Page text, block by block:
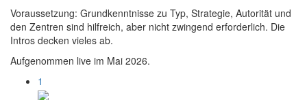
Voraussetzung: Grundkenntnisse zu Typ, Strategie, Autorität und
den Zentren sind hilfreich, aber nicht zwingend erforderlich. Die
Intros decken vieles ab.
Aufgenommen live im Mai 2026.
1